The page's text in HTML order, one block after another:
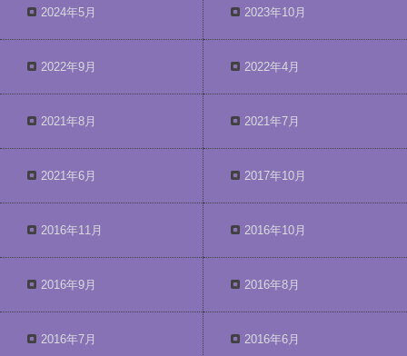
2024年5月 2023年10月
2022年9月 2022年4月
2021年8月 2021年7月
2021年6月 2017年10月
2016年11月 2016年10月
2016年9月 2016年8月
2016年7月 2016年6月